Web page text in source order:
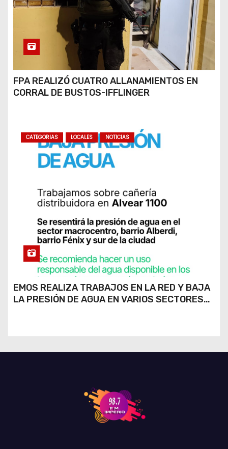
FPA REALIZÓ CUATRO ALLANAMIENTOS EN
CORRAL DE BUSTOS-IFFLINGER
CATEGORIAS LOCALES NOTICIAS
EMOS REALIZA TRABAJOS EN LA RED Y BAJA
LA PRESIÓN DE AGUA EN VARIOS SECTORES